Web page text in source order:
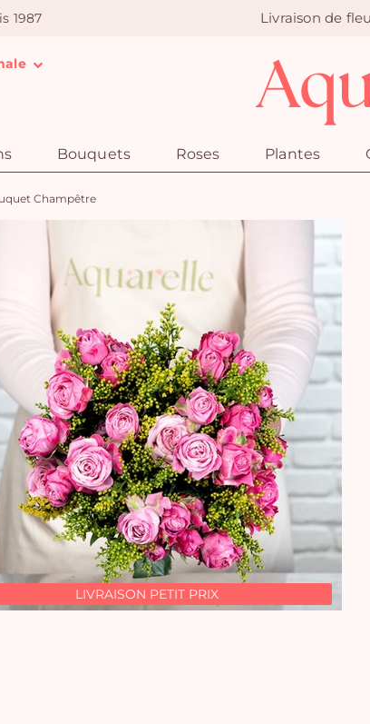
1987 Livraison de
Bouquets Roses Plantes
Champêtre
LIVRAISON PETIT PRIX